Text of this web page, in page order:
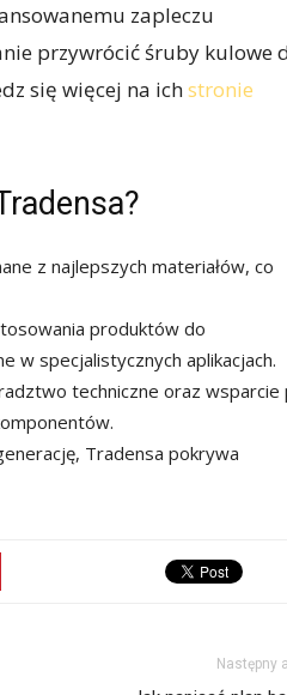
zapleczu
przywrócić śruby kulowe
się więcej na ichstronie
z najlepszych materiałów, co
produktów do
w specjalistycznych aplikacjach.
techniczne oraz wsparcie
Tradensa pokrywa
Następny